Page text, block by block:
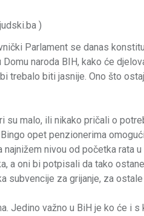
)
Parlament se danas
naroda BIH, kako će
trebalo biti jasnije. Ono što
su malo, ili nikako pričali o
opet penzionerima
najnižem nivou od početka rata
a oni bi potpisali da tako
subvencije za grijanje, za
Jedino važno u BiH je ko će i